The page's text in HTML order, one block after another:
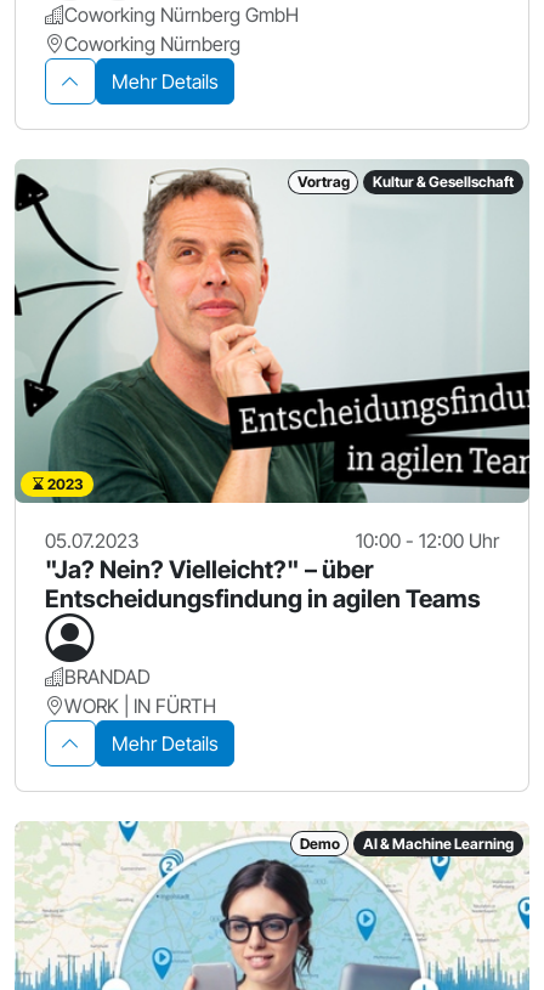
Coworking Nürnberg GmbH
Coworking Nürnberg
Mehr Details
Vortrag Kultur & Gesellschaft
2023
05.07.2023 10:00 - 12:00 Uhr
"Ja? Nein? Vielleicht?" – über
Entscheidungsfindung in agilen Teams
BRANDAD
WORK | IN FÜRTH
Mehr Details
Demo AI & Machine Learning